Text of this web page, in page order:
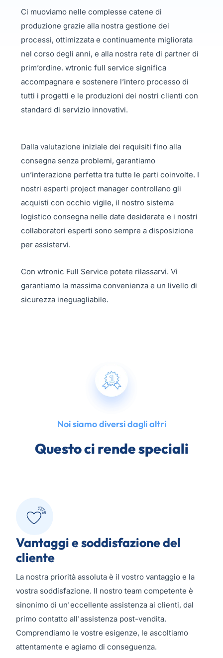
Ci muoviamo nelle complesse catene di
produzione grazie alla nostra gestione dei
processi, ottimizzata e continuamente migliorata
nel corso degli anni, e alla nostra rete di partner di
prim’ordine. wtronic full service significa
accompagnare e sostenere l’intero processo di
tutti i progetti e le produzioni dei nostri clienti con
standard di servizio innovativi.
Dalla valutazione iniziale dei requisiti fino alla
consegna senza problemi, garantiamo
un’interazione perfetta tra tutte le parti coinvolte. I
nostri esperti project manager controllano gli
acquisti con occhio vigile, il nostro sistema
logistico consegna nelle date desiderate e i nostri
collaboratori esperti sono sempre a disposizione
per assistervi.
Con wtronic Full Service potete rilassarvi. Vi
garantiamo la massima convenienza e un livello di
sicurezza ineguagliabile.
Noi siamo diversi dagli altri
Questo ci rendespeciali
Vantaggi e soddisfazione del
cliente
La nostra priorità assoluta è il vostro vantaggio e la
vostra soddisfazione. Il nostro team competente è
sinonimo di un'eccellente assistenza ai clienti, dal
primo contatto all'assistenza post-vendita.
Comprendiamo le vostre esigenze, le ascoltiamo
attentamente e agiamo di conseguenza.